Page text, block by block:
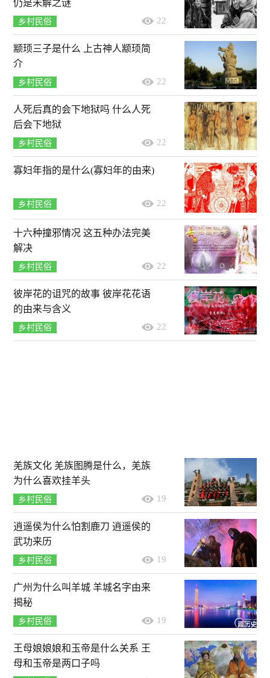
仍是未解之谜
乡村民俗 22
颛顼三子是什么 上古神人颛顼简
介
乡村民俗 22
人死后真的会下地狱吗 什么人死
后会下地狱
乡村民俗 22
寡妇年指的是什么(寡妇年的由来)
乡村民俗 22
十六种撞邪情况 这五种办法完美
解决
乡村民俗 22
彼岸花的诅咒的故事 彼岸花花语
的由来与含义
乡村民俗 22
羌族文化 羌族图腾是什么，羌族
为什么喜欢挂羊头
乡村民俗 19
逍遥侯为什么怕割鹿刀 逍遥侯的
武功来历
乡村民俗 19
广州为什么叫羊城 羊城名字由来
揭秘
乡村民俗 19
王母娘娘娘和玉帝是什么关系 王
母和玉帝是两口子吗